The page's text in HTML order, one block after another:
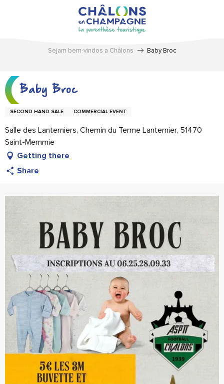
Sejam bem-vindos a Châlons Baby Broc
Baby Broc
SECOND HAND SALE COMMERCIAL EVENT
Salle des Lanterniers, Chemin du Terme Lanternier, 51470
Saint-Memmie
Getting there
Share